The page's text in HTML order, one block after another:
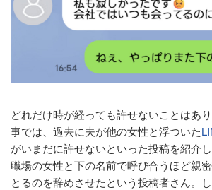
どれだけ時が経っても許せないことはあ
事では、過去に夫が他の女性と浮ついた
がいまだに許せないといった投稿を紹介
職場の女性と下の名前で呼び合うほど親
とるのを辞めさせたという投稿者さん。